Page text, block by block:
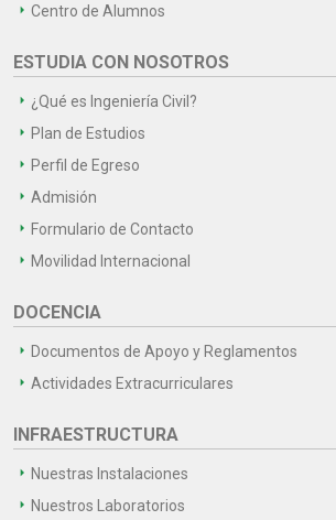
Centro de Alumnos
ESTUDIA CON NOSOTROS
¿Qué es Ingeniería Civil?
Plan de Estudios
Perfil de Egreso
Admisión
Formulario de Contacto
Movilidad Internacional
DOCENCIA
Documentos de Apoyo y Reglamentos
Actividades Extracurriculares
INFRAESTRUCTURA
Nuestras Instalaciones
Nuestros Laboratorios